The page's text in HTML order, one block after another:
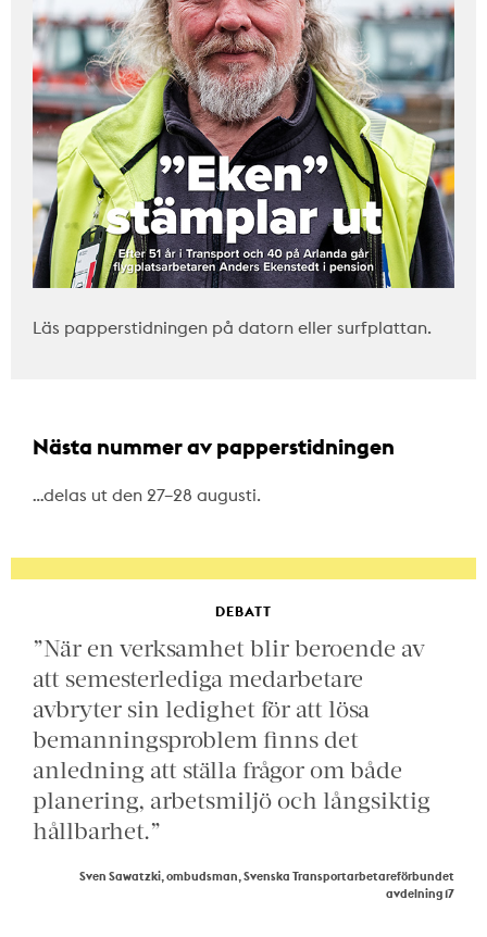
Läs papperstidningen på datorn eller surfplattan.
Nästa nummer av papperstidningen
…delas ut den 27–28 augusti.
DEBATT
”När en verksamhet blir beroende av
att semesterlediga medarbetare
avbryter sin ledighet för att lösa
bemanningsproblem finns det
anledning att ställa frågor om både
planering, arbetsmiljö och långsiktig
hållbarhet.”
Sven Sawatzki, ombudsman, Svenska Transportarbetareförbundet
avdelning 17